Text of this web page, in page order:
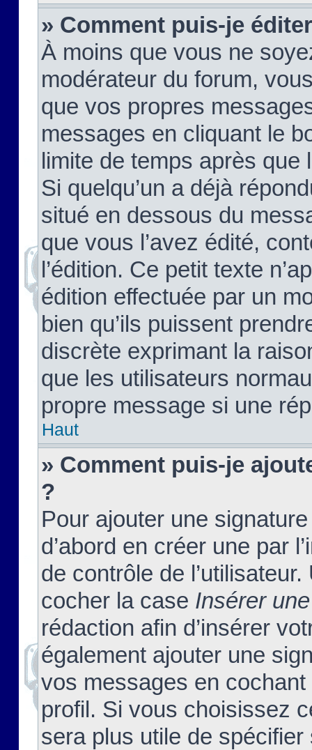
» Comment puis-je
À moins que vous ne
modérateur du forum,
que vos propres
messages en cliquant le
limite de temps après que
Si quelqu’un a déjà
situé en dessous du
que vous l’avez édité,
l’édition. Ce petit texte
édition effectuée par un
bien qu’ils puissent
discrète exprimant la
que les utilisateurs
propre message si une
Haut
» Comment puis-je
?
Pour ajouter une
d’abord en créer une par
de contrôle de
cocher la case Insérer
rédaction afin d’insérer
également ajouter une
vos messages en
profil. Si vous choisissez
sera plus utile de